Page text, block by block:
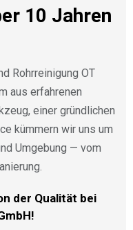
10 Jahren
Rohrreinigung OT
aus erfahrenen
einer gründlichen
kümmern wir uns um
Umgebung — vom
der Qualität bei